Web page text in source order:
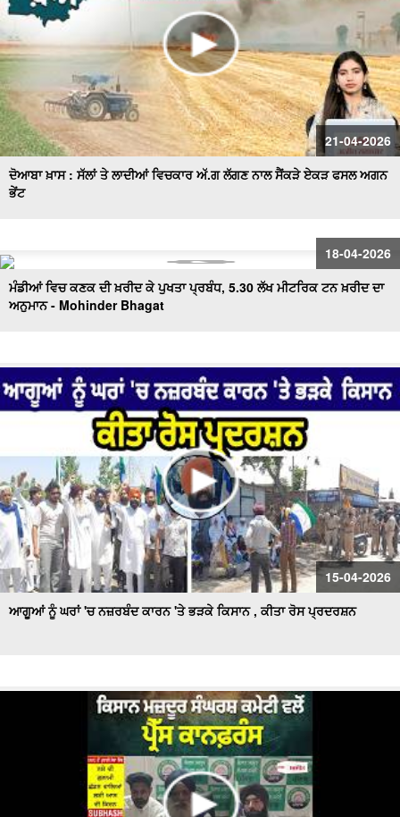
21-04-2026
ਦੋਆਬਾ ਖ਼ਾਸ : ਸੱਲਾਂ ਤੇ ਲਾਦੀਆਂ ਵਿਚਕਾਰ ਅੱ.ਗ ਲੱਗਣ ਨਾਲ ਸੈਂਕੜੇ ਏਕੜ ਫਸਲ ਅਗਨ
ਭੇਂਟ
18-04-2026
ਮੰਡੀਆਂ ਵਿਚ ਕਣਕ ਦੀ ਖ਼ਰੀਦ ਕੇ ਪੁਖਤਾ ਪ੍ਰਬੰਧ, 5.30 ਲੱਖ ਮੀਟਰਿਕ ਟਨ ਖ਼ਰੀਦ ਦਾ
ਅਨੁਮਾਨ - Mohinder Bhagat
15-04-2026
ਆਗੂਆਂ ਨੂੰ ਘਰਾਂ 'ਚ ਨਜ਼ਰਬੰਦ ਕਾਰਨ 'ਤੇ ਭੜਕੇ ਕਿਸਾਨ , ਕੀਤਾ ਰੋਸ ਪ੍ਰਦਰਸ਼ਨ